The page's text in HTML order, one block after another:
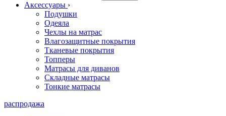
Аксессуары ›
Подушки
Одеяла
Чехлы на матрас
Влагозащитные покрытия
Тканевые покрытия
Топперы
Матрасы для диванов
Складные матрасы
Тонкие матрасы
распродажа